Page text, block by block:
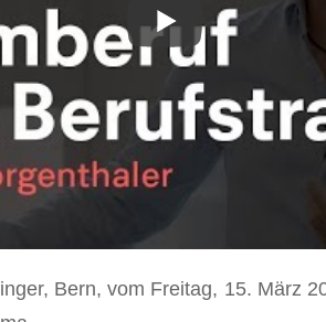
Bern, vom Freitag, 15. März